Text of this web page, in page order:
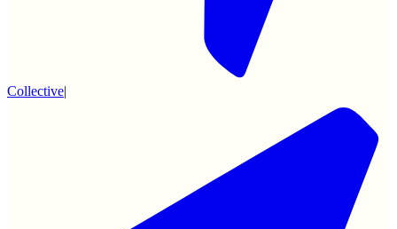
Collective|